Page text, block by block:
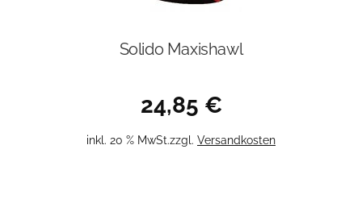
Solido Maxishawl
24,85 €
inkl. 20 % MwSt.zzgl. Versandkosten